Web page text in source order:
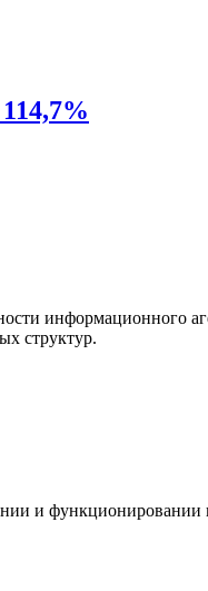
информационного
структур.
и функционировании